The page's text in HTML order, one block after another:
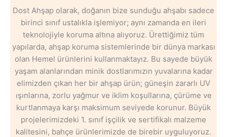
Dost Ahşap olarak, doğanın bize sunduğu ahşabı sadece
birinci sınıf ustalıkla işlemiyor; aynı zamanda en ileri
teknolojiyle koruma altına alıyoruz. Ürettiğimiz tüm
yapılarda, ahşap koruma sistemlerinde bir dünya markası
olan Hemel ürünlerini kullanmaktayız. Bu sayede büyük
yaşam alanlarından minik dostlarımızın yuvalarına kadar
elimizden çıkan her bir ahşap ürün; güneşin zararlı UV
ışınlarına, zorlu yağmur ve iklim koşullarına, çürüme ve
kurtlanmaya karşı maksimum seviyede korunur. Büyük
projelerimizdeki 1. sınıf işçilik ve sertifikalı malzeme
kalitesini, bahçe ürünlerimizde de birebir uyguluyoruz.